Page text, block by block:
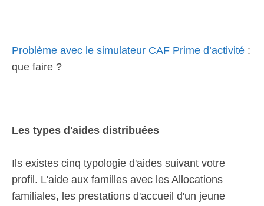
Problème avec le simulateur CAF Prime d’activité :
que faire ?
Les types d'aides distribuées
Ils existes cinq typologie d'aides suivant votre
profil. L'aide aux familles avec les Allocations
familiales, les prestations d'accueil d'un jeune